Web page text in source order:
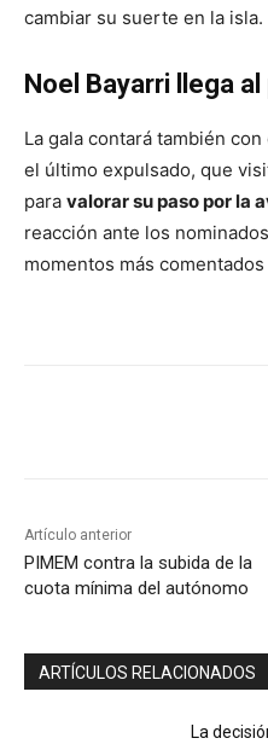
cambiar su suerte en la isla.
Noel Bayarri llega
La gala contará también
el último expulsado, que
para valorar su paso por la
reacción ante los
momentos más
Artículo anterior
PIMEM contra la subida de la
cuota mínima del autónomo
ARTÍCULOS RELACIONADOS
La